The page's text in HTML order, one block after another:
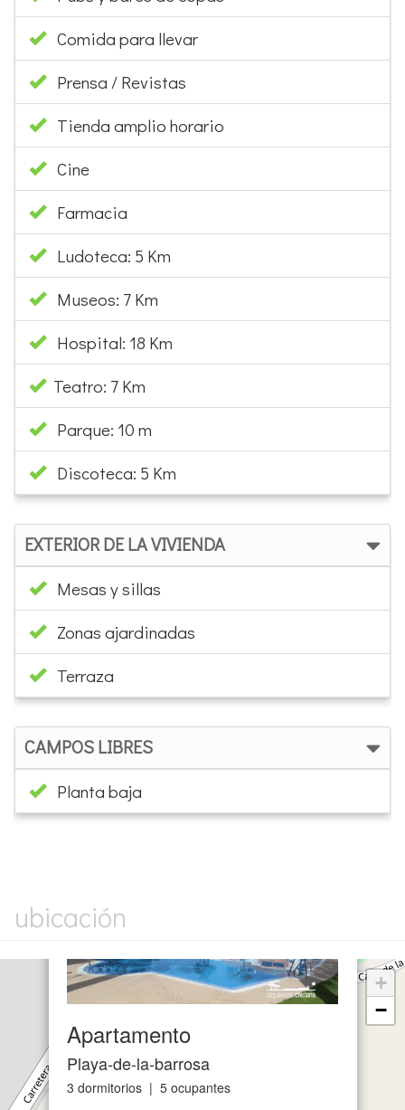
Comida para llevar
Prensa / Revistas
Tienda amplio horario
Cine
Farmacia
Ludoteca: 5 Km
Museos: 7 Km
Hospital: 18 Km
Teatro: 7 Km
Parque: 10 m
Discoteca: 5 Km
EXTERIOR DE LA VIVIENDA
Mesas y sillas
Zonas ajardinadas
Terraza
CAMPOS LIBRES
Planta baja
ubicación
Apartamento
Playa-de-la-barrosa
3 dormitorios | 5 ocupantes
+
−